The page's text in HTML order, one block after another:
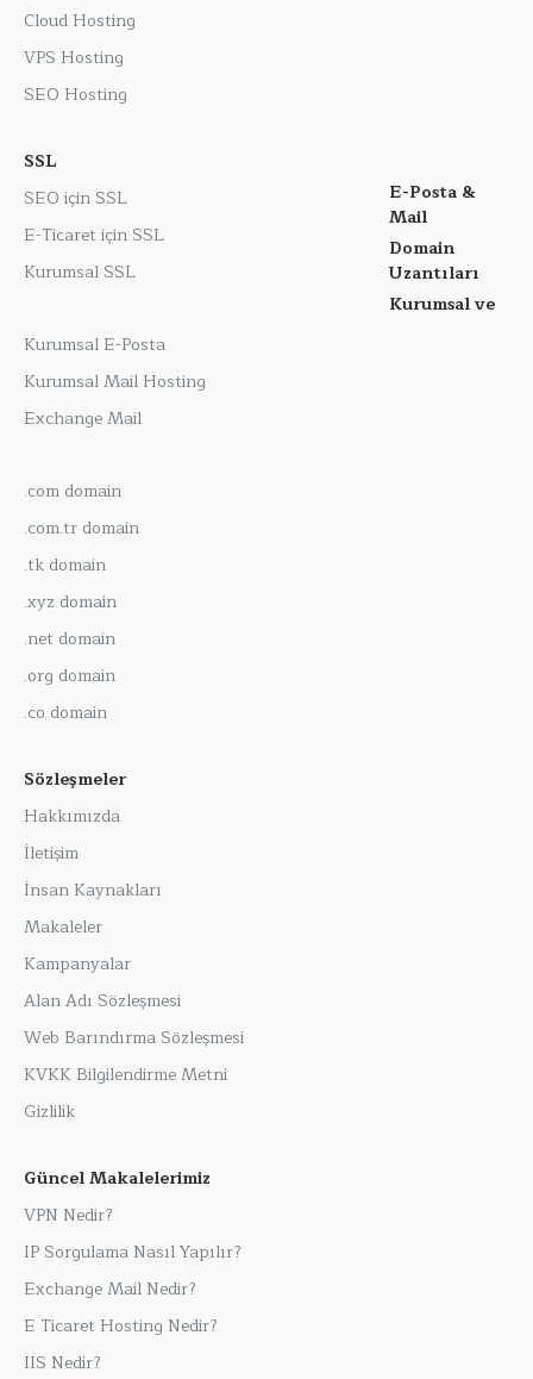
Cloud Hosting
VPS Hosting
SEO Hosting
SSL
SEO için SSL
E-Ticaret için SSL
Kurumsal SSL
E-Posta &
Mail
Kurumsal E-Posta
Kurumsal Mail Hosting
Exchange Mail
Domain
Uzantıları
.com domain
.com.tr domain
.tk domain
.xyz domain
.net domain
.org domain
.co domain
Kurumsal ve
Sözleşmeler
Hakkımızda
İletişim
İnsan Kaynakları
Makaleler
Kampanyalar
Alan Adı Sözleşmesi
Web Barındırma Sözleşmesi
KVKK Bilgilendirme Metni
Gizlilik
Güncel Makalelerimiz
VPN Nedir?
IP Sorgulama Nasıl Yapılır?
Exchange Mail Nedir?
E Ticaret Hosting Nedir?
IIS Nedir?